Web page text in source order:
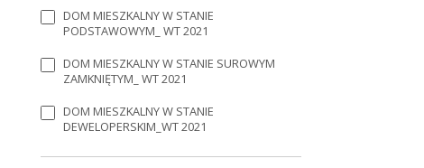
DOM MIESZKALNY W STANIE
PODSTAWOWYM_ WT 2021
DOM MIESZKALNY W STANIE SUROWYM
ZAMKNIĘTYM_ WT 2021
DOM MIESZKALNY W STANIE
DEWELOPERSKIM_WT 2021